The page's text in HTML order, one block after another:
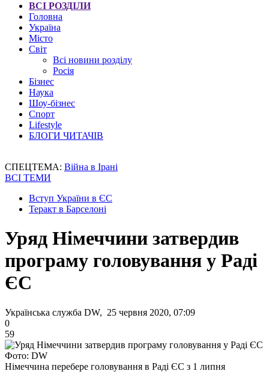
ВСІ РОЗДІЛИ
Головна
Україна
Місто
Світ
Всі новини розділу
Росія
Бізнес
Наука
Шоу-бізнес
Спорт
Lifestyle
БЛОГИ ЧИТАЧІВ
СПЕЦТЕМА: Війна в Ірані
ВСІ ТЕМИ
Вступ України в ЄС
Теракт в Барселоні
Уряд Німеччини затвердив
програму головування у Раді
ЄС
Українська служба DW, 25 червня 2020, 07:09
0
59
Фото: DW
Німеччина перебере головування в Раді ЄС з 1 липня